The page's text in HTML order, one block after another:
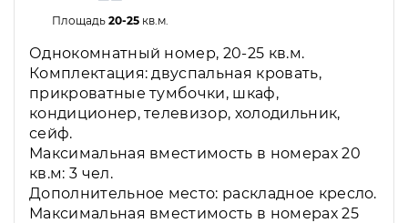
Площадь 20-25кв.м.
Однокомнатный номер, 20-25 кв.м.
Комплектация: двуспальная кровать,
прикроватные тумбочки, шкаф,
кондиционер, телевизор, холодильник,
сейф.
Максимальная вместимость в номерах 20
кв.м: 3 чел.
Дополнительное место: раскладное кресло.
Максимальная вместимость в номерах 25